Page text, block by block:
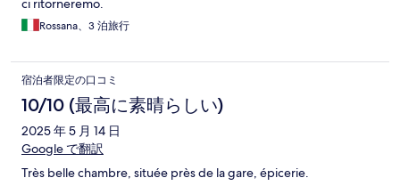
ci ritorneremo.
Rossana、3 泊旅行
宿泊者限定の口コミ
10/10 (最高に素晴らしい)
2025 年 5 月 14 日
Google で翻訳
Très belle chambre, située près de la gare, épicerie.